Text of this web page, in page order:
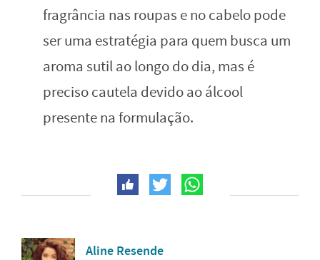
fragrância nas roupas e no cabelo pode
ser uma estratégia para quem busca um
aroma sutil ao longo do dia, mas é
preciso cautela devido ao álcool
presente na formulação.
Aline Resende